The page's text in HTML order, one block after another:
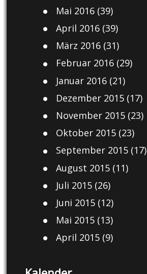
Mai 2016(39)
April 2016(39)
März 2016(31)
Februar 2016(29)
Januar 2016(21)
Dezember 2015(17)
November 2015(23)
Oktober 2015(23)
September 2015(17)
August 2015(11)
Juli 2015(26)
Juni 2015(12)
Mai 2015(13)
April 2015(9)